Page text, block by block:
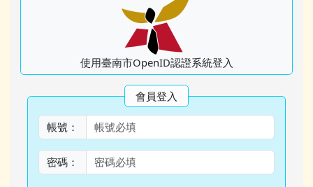
使用臺南市OpenID認證系統登入
會員登入
帳號：
密碼：